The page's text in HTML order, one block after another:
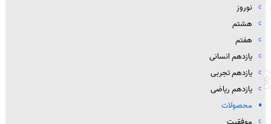
نوروز
هشتم
هفتم
یازدهم انسانی
یازدهم تجربی
یازدهم ریاضی
محصولات